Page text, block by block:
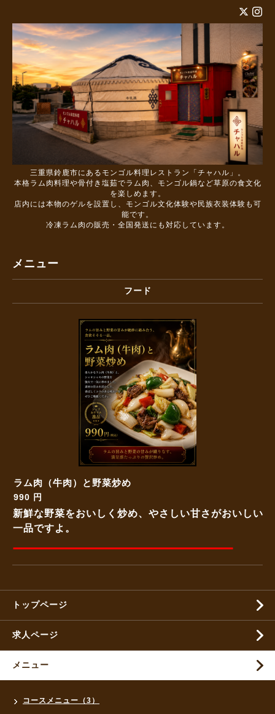
三重県鈴鹿市にあるモンゴル料理レストラン「チャハル」。
本格ラム肉料理や骨付き塩茹でラム肉、モンゴル鍋など草原の食文化
を楽しめます。
店内には本物のゲルを設置し、モンゴル文化体験や民族衣装体験も可
能です。
冷凍ラム肉の販売・全国発送にも対応しています。
メニュー
フード
ラム肉（牛肉）と野菜炒め
990 円
新鮮な野菜をおいしく炒め、やさしい甘さがおいしい
一品ですよ。
トップページ
求人ページ
メニュー
コースメニュー（3）